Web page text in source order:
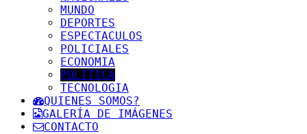
MUNDO
DEPORTES
ESPECTACULOS
POLICIALES
ECONOMIA
POLITICA
TECNOLOGIA
QUIENES SOMOS?
GALERÍA DE IMÁGENES
CONTACTO